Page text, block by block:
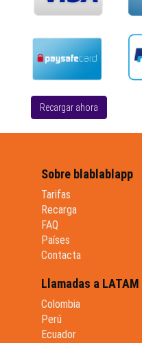
Recargar ahora
Sobre blablablapp
Tarifas
Recarga
FAQ
Países
Contacta
Llamadas a LATAM
Colombia
Perú
Ecuador